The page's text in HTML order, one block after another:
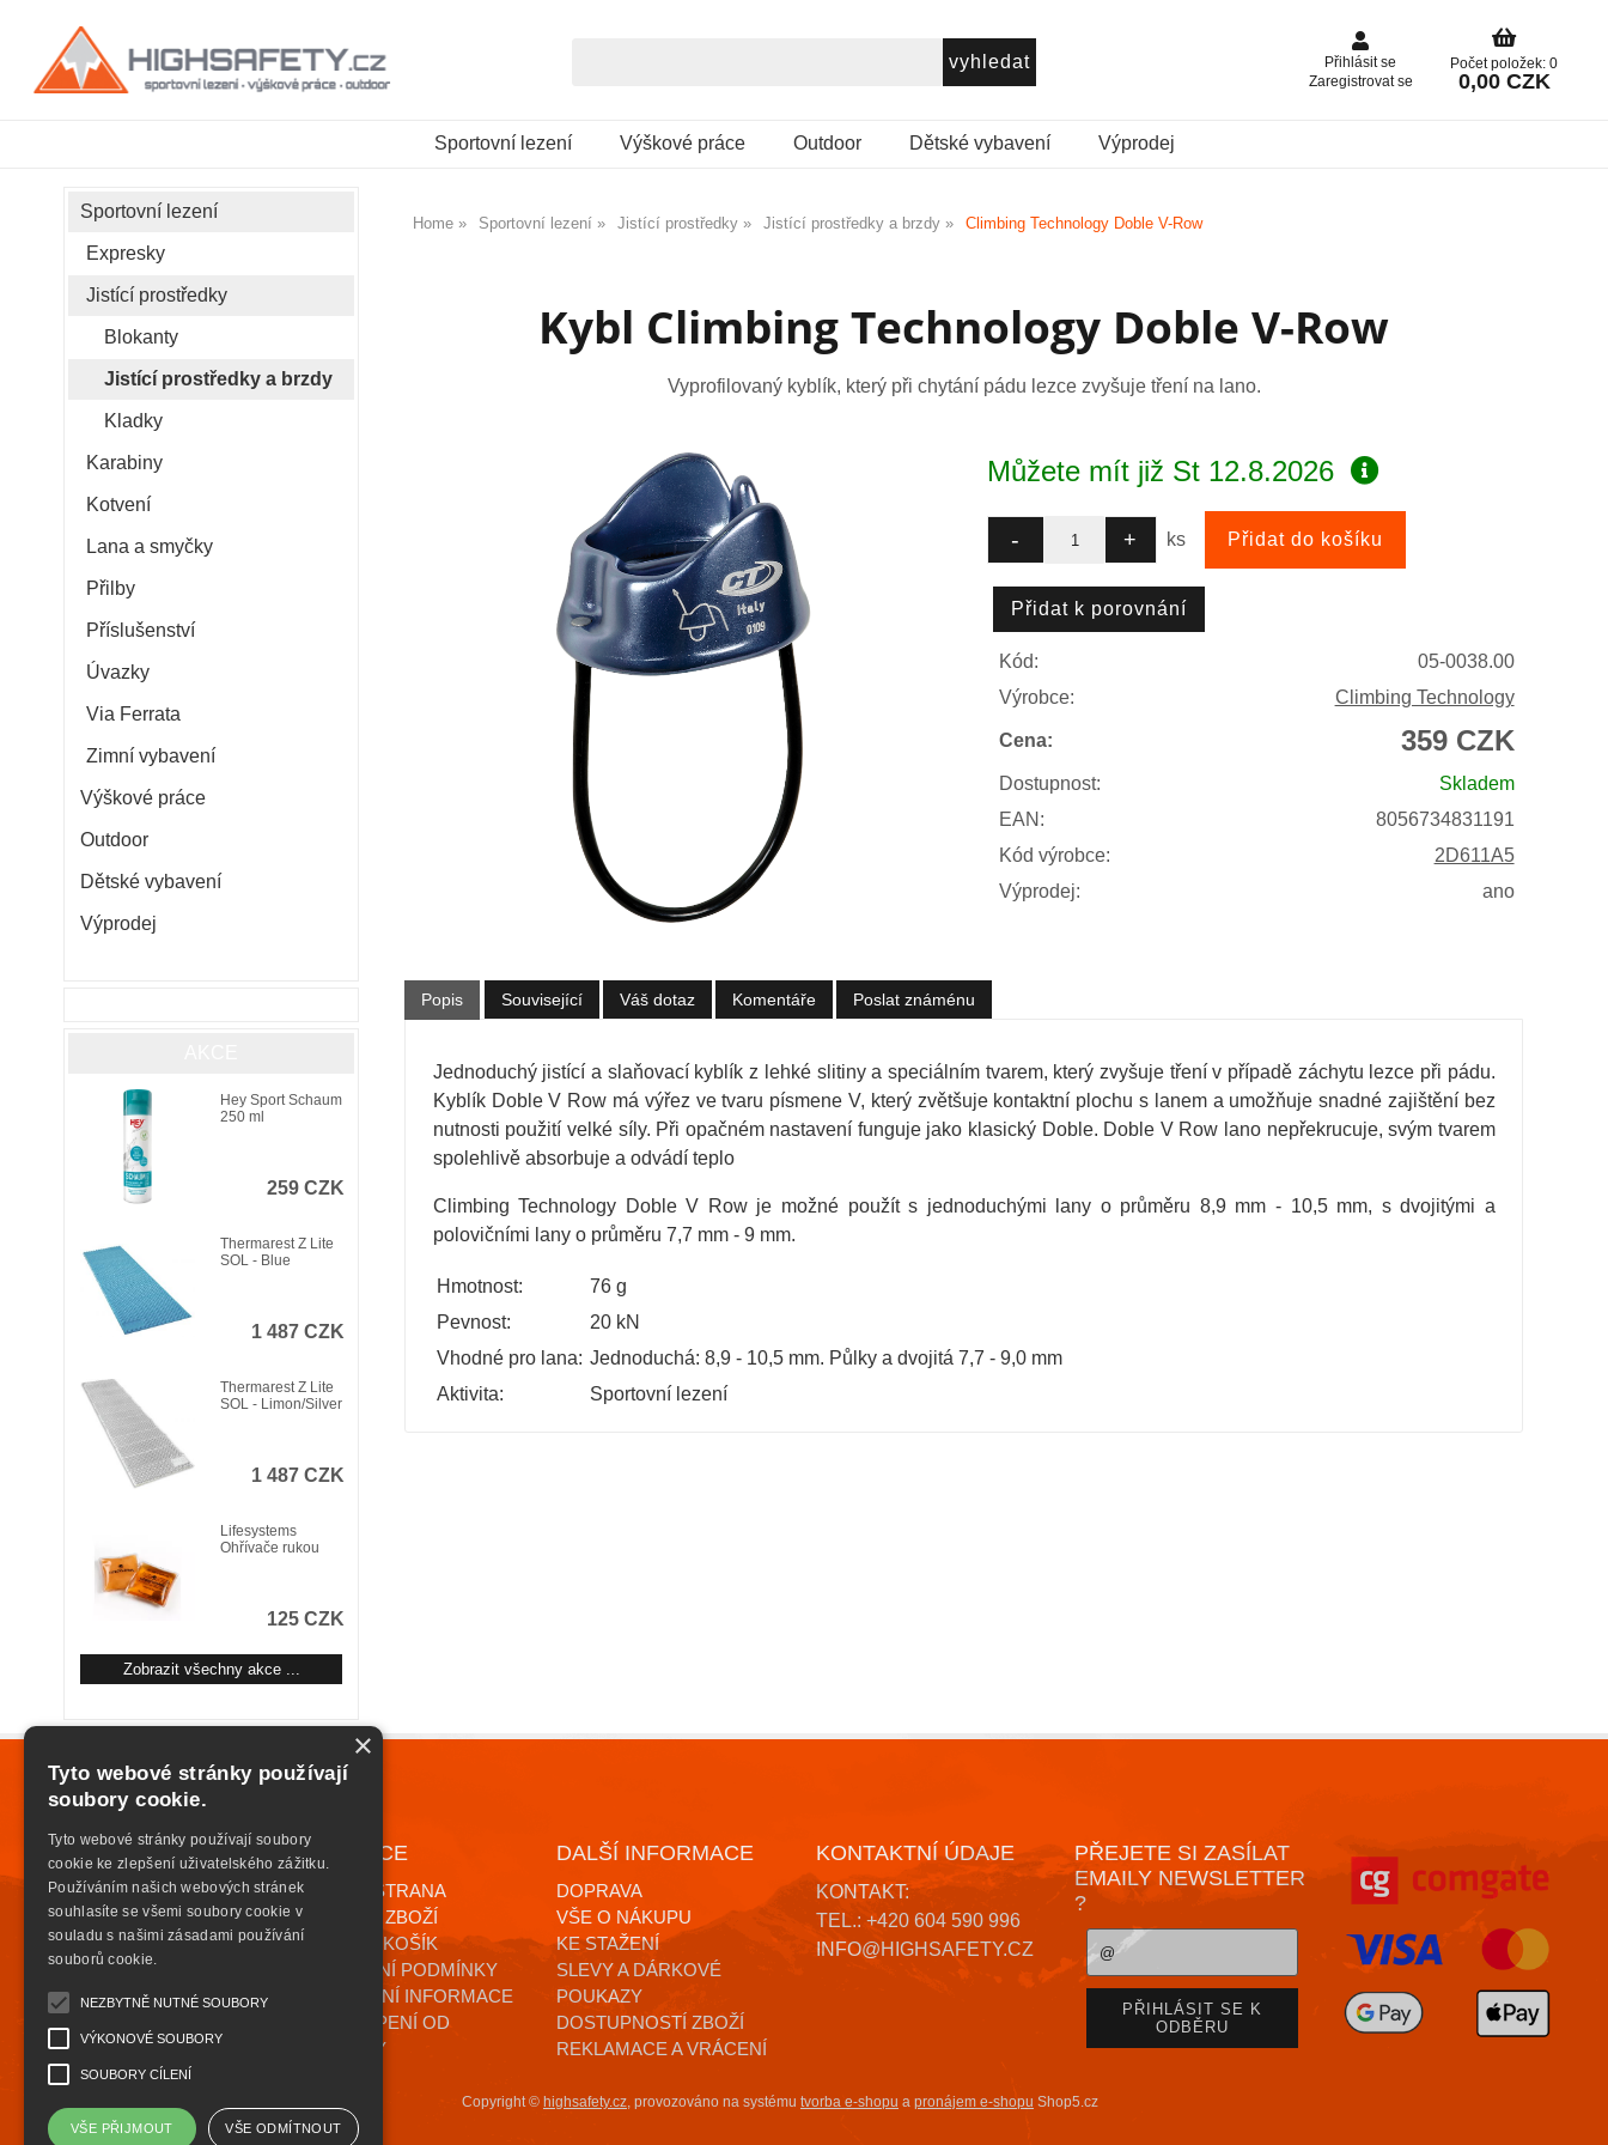
Přihlásit se
Zaregistrovat se
Počet položek: 0
0,00 CZK
Sportovní lezení Výškové práce Outdoor Dětské vybavení Výprodej
Home Sportovní lezení Jistící prostředky Jistící prostředky a brzdy Climbing Technology Doble V-Row
Kybl Climbing Technology Doble V-Row
Vyprofilovaný kyblík, který při chytání pádu lezce zvyšuje tření na lano.
Můžete mít již St 12.8.2026
ks
Kód:
05-0038.00
Výrobce:
Climbing Technology
Cena: 359 CZK
Dostupnost:
Skladem
EAN:
8056734831191
Kód výrobce:
2D611A5
Výprodej:
ano
Popis Související Váš dotaz Komentáře Poslat známénu
Jednoduchý jistící a slaňovací kyblík z lehké slitiny a speciálním tvarem, který zvyšuje tření v případě záchytu lezce při pádu.
Kyblík Doble V Row má výřez ve tvaru písmene V, který zvětšuje kontaktní plochu s lanem a umožňuje snadné zajištění bez
nutnosti použití velké síly. Při opačném nastavení funguje jako klasický Doble. Doble V Row lano nepřekrucuje, svým tvarem
spolehlivě absorbuje a odvádí teplo
Climbing Technology Doble V Row je možné použít s jednoduchými lany o průměru 8,9 mm - 10,5 mm, s dvojitými a
polovičními lany o průměru 7,7 mm - 9 mm.
Hmotnost:
76 g
Pevnost:
20 kN
Vhodné pro lana: Jednoduchá: 8,9 - 10,5 mm. Půlky a dvojitá 7,7 - 9,0 mm
Aktivita:
Sportovní lezení
Sportovní lezení
Expresky
Jistící prostředky
Blokanty
Jistící prostředky a brzdy
Kladky
Karabiny
Kotvení
Lana a smyčky
Přilby
Příslušenství
Úvazky
Via Ferrata
Zimní vybavení
Výškové práce
Outdoor
Dětské vybavení
Výprodej
Hey Sport Schaum
250 ml
259 CZK
Thermarest Z Lite
SOL - Blue
1 487 CZK
Thermarest Z Lite
SOL - Limon/Silver
1 487 CZK
Lifesystems
Ohřívače rukou
125 CZK
Zobrazit všechny akce ...
+420 776 085 559
INFO@HIGHSAFETY.CZ
NAVIGACE
ÚVODNÍ STRANA
KATALOG ZBOŽÍ
NÁKUPNÍ KOŠÍK
OBCHODNÍ PODMÍNKY
KONTAKTNÍ INFORMACE
ODSTOUPENÍ OD
SMLOUVY
DALŠÍ INFORMACE
DOPRAVA
VŠE O NÁKUPU
KE STAŽENÍ
SLEVY A DÁRKOVÉ
POUKAZY
DOSTUPNOSTÍ ZBOŽÍ
REKLAMACE A VRÁCENÍ
KONTAKTNÍ ÚDAJE
KONTAKT:
TEL.: +420 604 590 996
INFO@HIGHSAFETY.CZ
PŘEJETE SI ZASÍLAT
EMAILY NEWSLETTER
?
Copyright © highsafety.cz, provozováno na systému tvorba e-shopu a pronájem e-shopu Shop5.cz
×
Tyto webové stránky používají
soubory cookie.
Tyto webové stránky používají soubory
cookie ke zlepšení uživatelského zážitku.
Používáním našich webových stránek
souhlasíte se všemi soubory cookie v
souladu s našimi zásadami používání
souborů cookie.
NEZBYTNĚ NUTNÉ SOUBORY
VÝKONOVÉ SOUBORY
SOUBORY CÍLENÍ
VŠE PŘIJMOUT VŠE ODMÍTNOUT